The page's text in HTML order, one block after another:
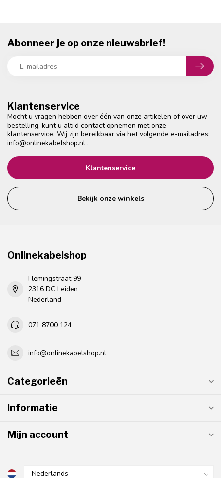
Klantenservice
Mocht u vragen hebben over één van onze artikelen of over uw
bestelling, kunt u altijd contact opnemen met onze
klantenservice. Wij zijn bereikbaar via het volgende e-mailadres:
info@onlinekabelshop.nl .
Klantenservice
Bekijk onze winkels
Abonneer je op onze nieuwsbrief!
Onlinekabelshop
Flemingstraat 99
2316 DC Leiden
Nederland
071 8700 124
info@onlinekabelshop.nl
Categorieën
Informatie
Mijn account